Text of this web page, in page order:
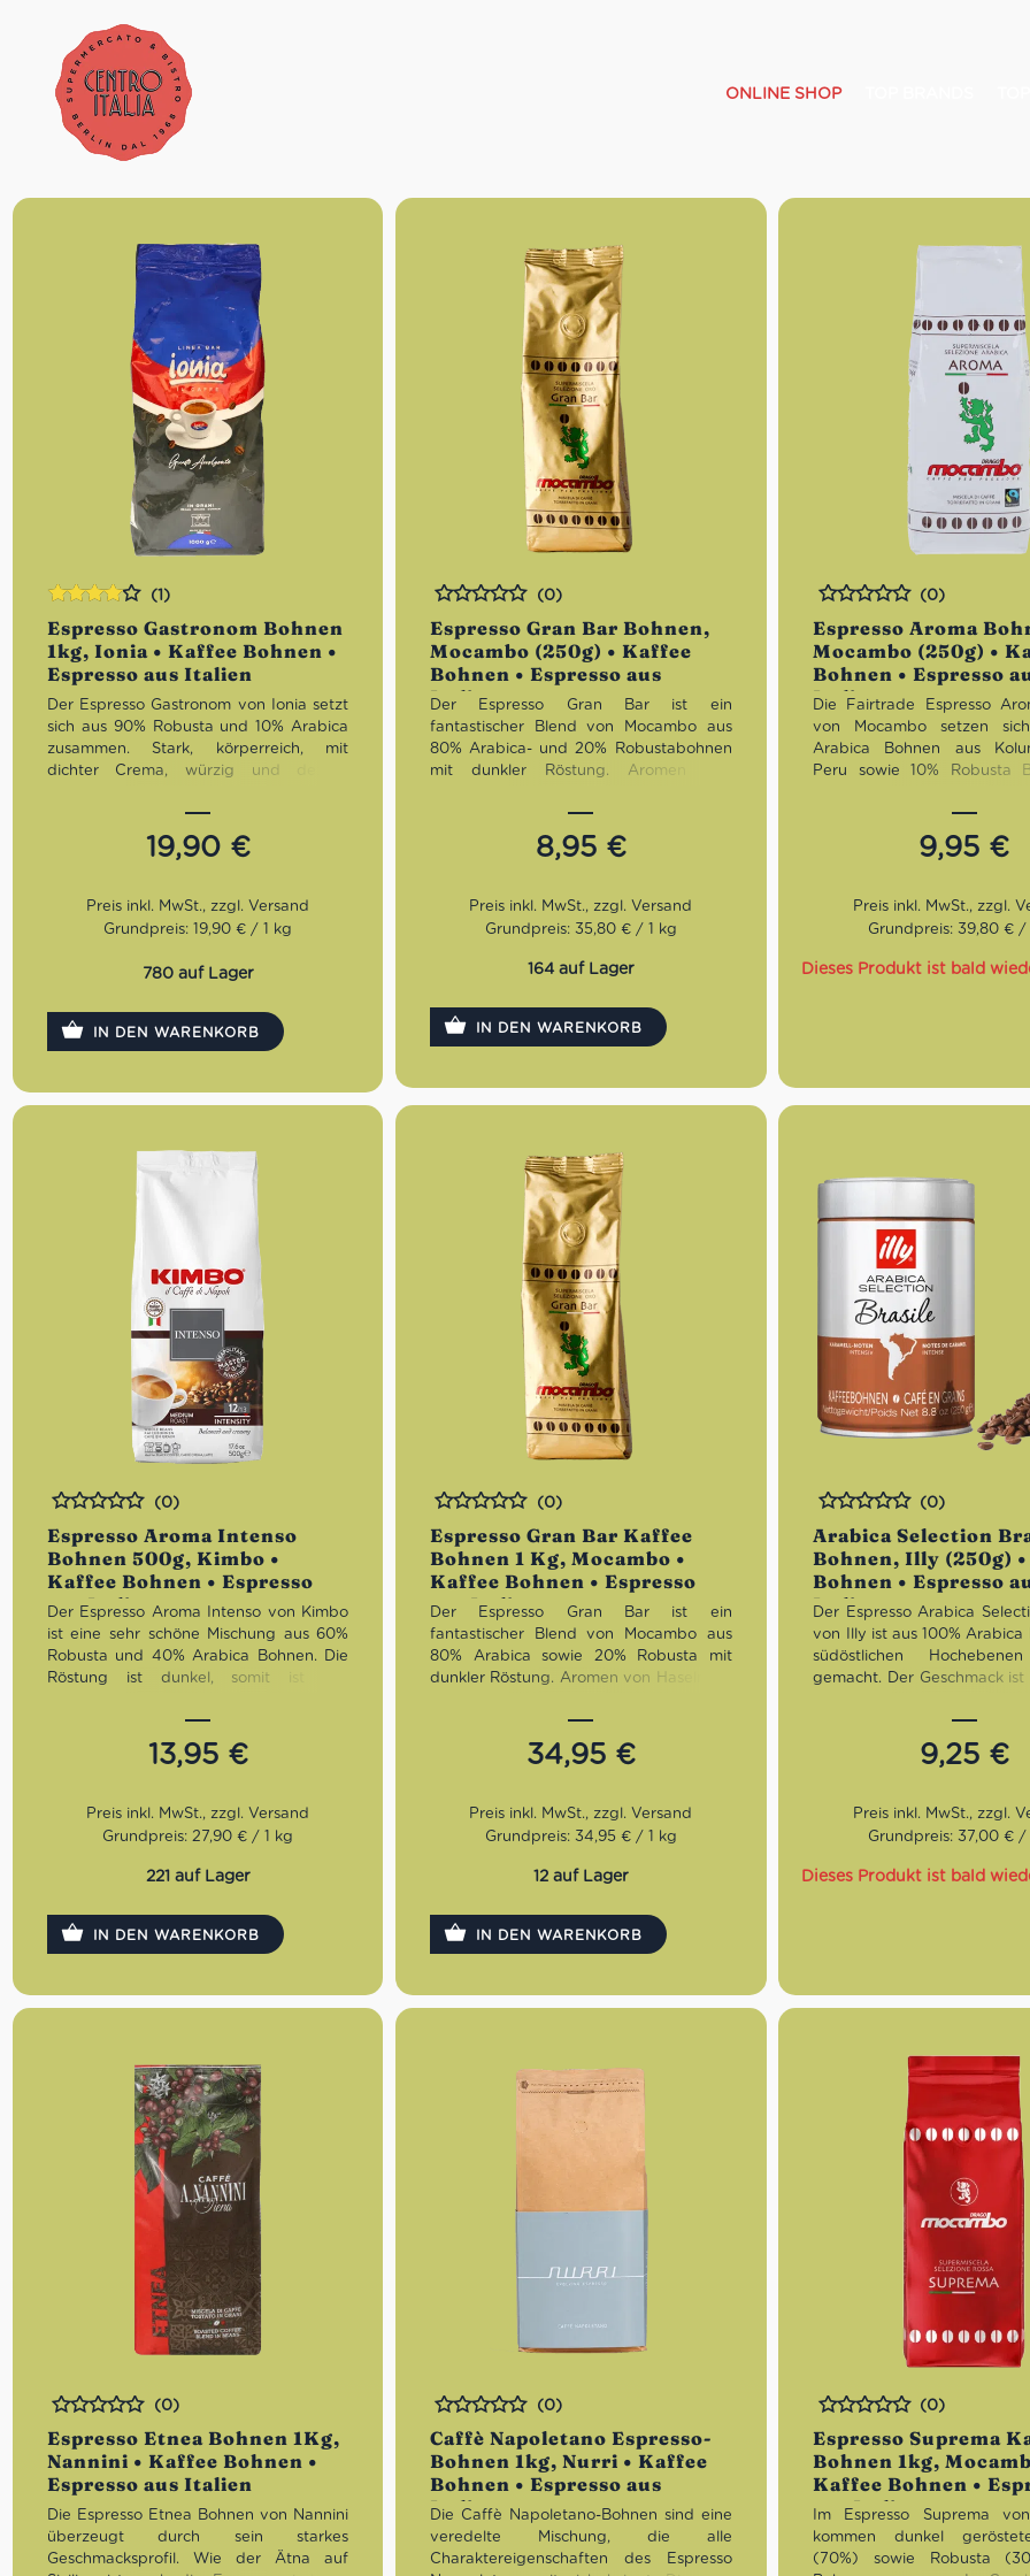
ONLINE SHOP
Espresso Gastronom Bohnen
1kg, Ionia • Kaffee Bohnen •
Espresso aus Italien
(1)
Der Espresso Gastronom von Ionia setzt
sich aus 90% Robusta und 10% Arabica
zusammen. Stark, körperreich, mit
dichter Crema, würzig und dezent
Röstung:Mittel
Geschmack:Körperreich, dichte
Bohnen:90% Robusta, 10% Arabica
19,90 €
Bewertet
mit4.00
von 5
Grundpreis: 19,90 € / 1 kg
780 auf Lager
IN DEN WARENKORB
Espresso Gran Bar Bohnen,
Mocambo (250g) • Kaffee
Bohnen • Espresso aus
Italien
Bewertet
(0)
Der Espresso Gran Bar ist ein
fantastischer Blend von Mocambo aus
80% Arabica- und 20% Robustabohnen
mit dunkler Röstung. Aromen von
treffen auf einen harmonischen,
ausgewogenen Geschmack.
Geschmack:Ausgewogen,
harmonisch, nussig
8,95 €
Grundpreis: 35,80 € / 1 kg
164 auf Lager
IN DEN WARENKORB
Espresso Aroma
Mocambo (250g) •
Bohnen • Espresso
Italien
Bewertet
(0)
Die Fairtrade Espresso
von Mocambo setzen
Arabica Bohnen aus
Peru sowie 10% Robusta
sehr ausgewogen und
enthält Noten von Nüssen
In der praktischen 250g
Röstung:Dunkel
anhaltend, nussig
9,95 €
Grundpreis: 39,80 € /
Dieses Produkt ist bald
Espresso Aroma Intenso
Bohnen 500g, Kimbo •
Kaffee Bohnen • Espresso
aus Italien
Bewertet
(0)
Der Espresso Aroma Intenso von Kimbo
ist eine sehr schöne Mischung aus 60%
Robusta und 40% Arabica Bohnen. Die
Röstung ist dunkel, somit ist der
zugleich ausgewogen. Diese Kimbo
Bohnen sind durch eine gute Stärke und
einer wunderbaren Crema
einen original neapolitanischen Kaffee
Röstung:Dunkel
ausgewogen
Bohnen:60% Robusta, 40%
13,95 €
Grundpreis: 27,90 € / 1 kg
221 auf Lager
IN DEN WARENKORB
Espresso Gran Bar Kaffee
Bohnen 1 Kg, Mocambo •
Kaffee Bohnen • Espresso
aus Italien
Bewertet
(0)
Der Espresso Gran Bar ist ein
fantastischer Blend von Mocambo aus
80% Arabica sowie 20% Robusta mit
dunkler Röstung. Aromen von Haselnuss,
einen harmonischen, ausgewogenen
Geschmack:Mittelkräftig,
ausgewogen, nussig
34,95 €
Grundpreis: 34,95 € / 1 kg
12 auf Lager
IN DEN WARENKORB
Arabica Selection
Bohnen, Illy (250g)
Bohnen • Espresso
Italien
Bewertet
(0)
Der Espresso Arabica
von Illy ist aus 100% Arabica
südöstlichen
gemacht. Der Geschmack ist
Karamell, Schokolade und
Geschmack:Vollmundig,
aromatisch
9,25 €
Grundpreis: 37,00 € /
Dieses Produkt ist bald
Espresso Etnea Bohnen 1Kg,
Nannini • Kaffee Bohnen •
Espresso aus Italien
Bewertet
(0)
Die Espresso Etnea Bohnen von Nannini
überzeugt durch sein starkes
Geschmacksprofil. Wie der Ätna auf
Caffè Napoletano Espresso-
Bohnen 1kg, Nurri • Kaffee
Bohnen • Espresso aus
Italien
Bewertet
(0)
Die Caffè Napoletano-Bohnen sind eine
veredelte Mischung, die alle
Charaktereigenschaften des Espresso
Espresso Suprema
Bohnen 1kg,
Kaffee Bohnen •
aus Italien
Bewertet
(0)
Im Espresso Suprema
kommen dunkel
(70%) sowie Robusta